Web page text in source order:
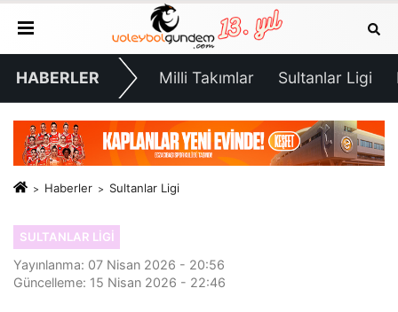
HABERLER Milli Takımlar Sultanlar Ligi
Haberler Sultanlar Ligi
SULTANLAR LIGI
Yayınlanma: 07 Nisan 2026 - 20:56
Güncelleme: 15 Nisan 2026 - 22:46